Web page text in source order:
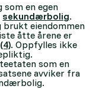
en egen
sekundærbolig.
brukt eiendommen
åtte årene er
. Oppfylles ikke
som en
avviker fra